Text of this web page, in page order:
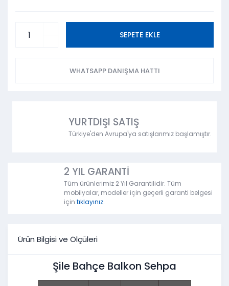
SEPETE EKLE
WHATSAPP DANIŞMA HATTI
YURTDIŞI SATIŞ
Türkiye'den Avrupa'ya satışlarımız başlamıştır.
2 YIL GARANTİ
Tüm ürünlerimiz 2 Yıl Garantilidir. Tüm
mobilyalar, modeller için geçerli garanti belgesi
için tıklayınız.
Ürün Bilgisi ve Ölçüleri
Şile Bahçe Balkon Sehpa